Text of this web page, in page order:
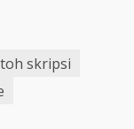
skripsi